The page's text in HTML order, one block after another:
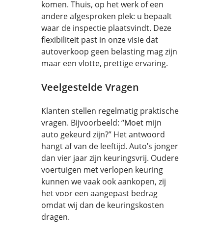
komen. Thuis, op het werk of een
andere afgesproken plek: u bepaalt
waar de inspectie plaatsvindt. Deze
flexibiliteit past in onze visie dat
autoverkoop geen belasting mag zijn
maar een vlotte, prettige ervaring.
Veelgestelde Vragen
Klanten stellen regelmatig praktische
vragen. Bijvoorbeeld: “Moet mijn
auto gekeurd zijn?” Het antwoord
hangt af van de leeftijd. Auto’s jonger
dan vier jaar zijn keuringsvrij. Oudere
voertuigen met verlopen keuring
kunnen we vaak ook aankopen, zij
het voor een aangepast bedrag
omdat wij dan de keuringskosten
dragen.